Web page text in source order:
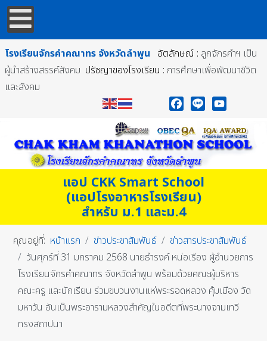
โรงเรียนจักรคำคณาทร จังหวัดลำพูน อัตลักษณ์ : ลูกจักรคำฯ เป็น
ผู้นำสร้างสรรค์สังคม ปรัชญาของโรงเรียน : การศึกษาเพื่อพัฒนาชีวิต
และสังคม
แอป CKK Smart School
(แอปโรงอาหารโรงเรียน)
สำหรับ ม.1 และม.4
คุณอยู่ที่: หน้าแรก ข่าวประชาสัมพันธ์
ข่าวสารประชาสัมพันธ์
วันศุกร์ที่ 31 มกราคม 2568 นายธำรงค์ หน่อเรือง ผู้อำนวยการ
โรงเรียนจักรคำคณาทร จังหวัดลำพูน พร้อมด้วยคณะผู้บริหาร
คณะครู และนักเรียน ร่วมขบวนงานแห่พระรอดหลวง คุ้มเมือง วัด
มหาวัน อันเป็นพระอารามหลวงสำคัญในอดีตที่พระนางจามเทวี
ทรงสถาปนา